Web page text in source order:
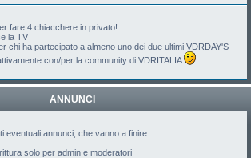
fare 4 chiacchere in privato!
la TV
chi ha partecipato a almeno uno dei due ultimi VDRDAY'S
con/per la community di VDRITALIA
ANNUNCI
eventuali annunci, che vanno a finire
solo per admin e moderatori